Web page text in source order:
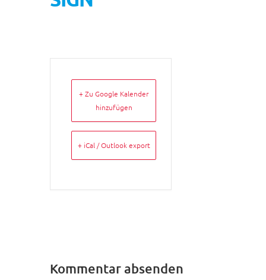
+ Zu Google Kalender
hinzufügen
+ iCal / Outlook export
Kommentar absenden